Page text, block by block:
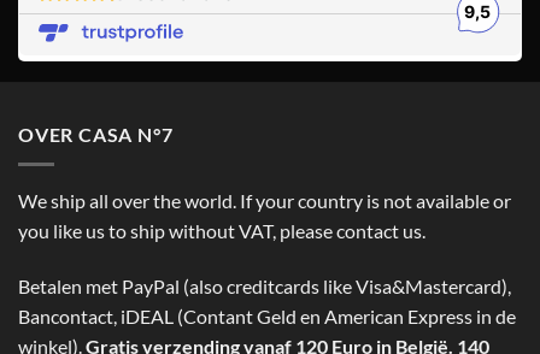
OVER CASA N°7
We ship all over the world. If your country is not available or
you like us to ship without VAT, please contact us.
Betalen met PayPal (also creditcards like Visa&Mastercard),
Bancontact, iDEAL (Contant Geld en American Express in de
winkel). Gratis verzending vanaf 120 Euro in België. 140